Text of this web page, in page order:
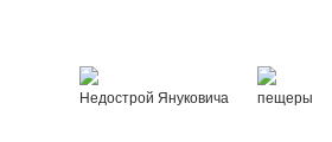
Недострой Януковича пещеры